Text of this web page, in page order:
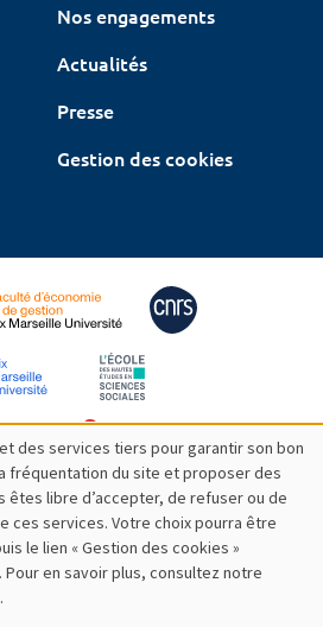
Nos engagements
Actualités
Presse
Gestion des cookies
des services tiers pour garantir son bon
fréquentation du site et proposer des
êtes libre d’accepter, de refuser ou de
ces services. Votre choix pourra être
le lien « Gestion des cookies »
en savoir plus, consultez notre
.